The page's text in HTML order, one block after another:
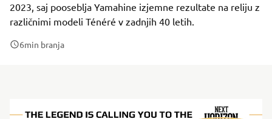
2023, saj pooseblja Yamahine izjemne rezultate na reliju z
različnimi modeli Ténéré v zadnjih 40 letih.
6min branja